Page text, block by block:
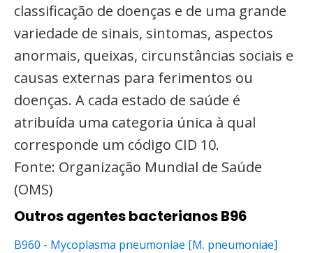
classificação de doenças e de uma grande
variedade de sinais, sintomas, aspectos
anormais, queixas, circunstâncias sociais e
causas externas para ferimentos ou
doenças. A cada estado de saúde é
atribuída uma categoria única à qual
corresponde um código CID 10.
Fonte: Organização Mundial de Saúde
(OMS)
Outros agentes bacterianos B96
B960 - Mycoplasma pneumoniae [M. pneumoniae]